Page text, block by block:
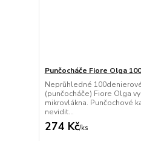
Punčocháče Fiore Olga 100
Neprůhledné
(punčocháče) Fiore Olga
mikrovlákna. Punčochové
nevidit...
274 Kč/ks